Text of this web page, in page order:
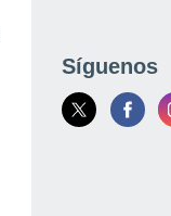
Síguenos